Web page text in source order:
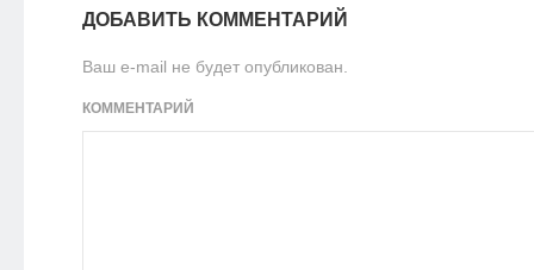
ДОБАВИТЬ КОММЕНТАРИЙ
Ваш e-mail не будет опубликован.
КОММЕНТАРИЙ